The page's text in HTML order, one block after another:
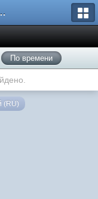
Форум
По времени
(RU)